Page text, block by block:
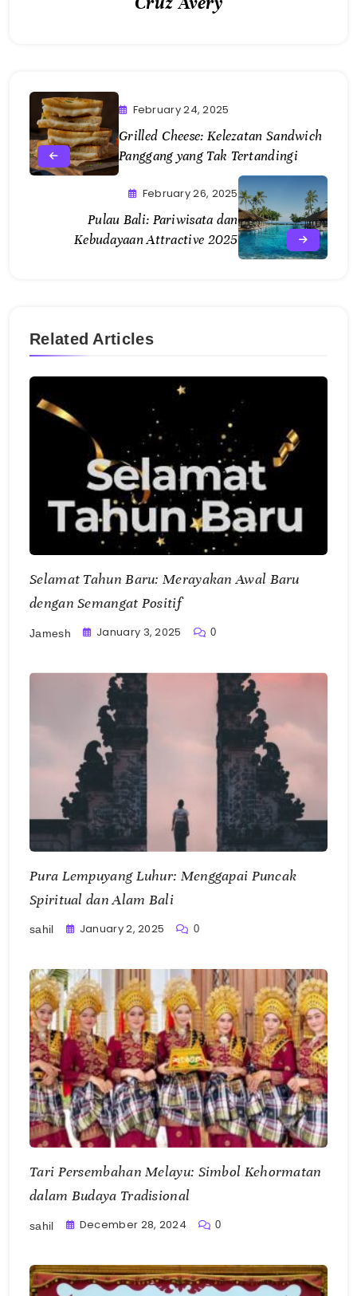
February 24, 2025
Grilled Cheese: Kelezatan Sandwich
Panggang yang Tak Tertandingi
February 26, 2025
Pulau Bali: Pariwisata dan
Kebudayaan Attractive 2025
Related Articles
Selamat Tahun Baru: Merayakan Awal Baru
dengan Semangat Positif
Jamesh January 3, 2025 0
Pura Lempuyang Luhur: Menggapai Puncak
Spiritual dan Alam Bali
sahil January 2, 2025 0
Tari Persembahan Melayu: Simbol Kehormatan
dalam Budaya Tradisional
sahil December 28, 2024 0